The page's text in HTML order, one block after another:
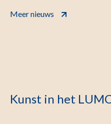
Meer nieuws
Kunst in het